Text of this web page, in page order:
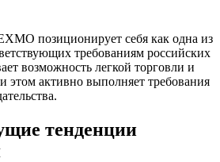
позиционирует себя как одна из
требованиям российских
возможность легкой торговли и
этом активно выполняет требования
тенденции